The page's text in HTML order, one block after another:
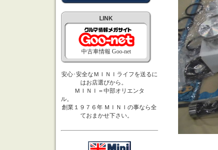
LINK
中古車情報 Goo-net
安心･安全なＭＩＮＩライフを送るに
はお店選びから。
ＭＩＮＩ＝中部オリエンタ
ル。
創業１９７６年 ＭＩＮＩの事なら全
ておまかせ下さい。